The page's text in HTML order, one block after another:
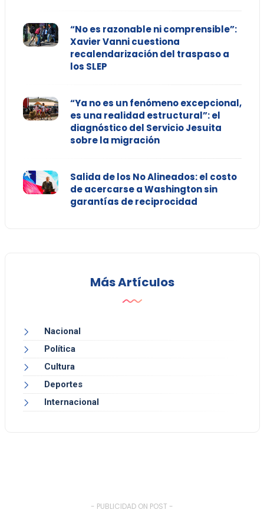
“No es razonable ni comprensible”:
Xavier Vanni cuestiona
recalendarización del traspaso a
los SLEP
“Ya no es un fenómeno excepcional,
es una realidad estructural”: el
diagnóstico del Servicio Jesuita
sobre la migración
Salida de los No Alineados: el costo
de acercarse a Washington sin
garantías de reciprocidad
Más Artículos
Nacional
Política
Cultura
Deportes
Internacional
- PUBLICIDAD ON POST -